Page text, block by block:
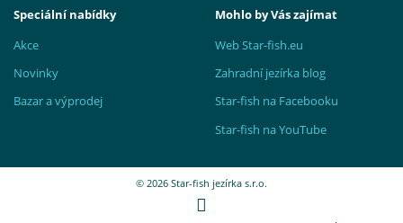
Speciální nabídky
Akce
Novinky
Bazar a výprodej
Mohlo by Vás zajímat
Web Star-fish.eu
Zahradní jezírka blog
Star-fish na Facebooku
Star-fish na YouTube
© 2026 Star-fish jezírka s.r.o.